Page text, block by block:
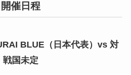
開催日程
BLUE（日本代表）vs 対
戦国未定